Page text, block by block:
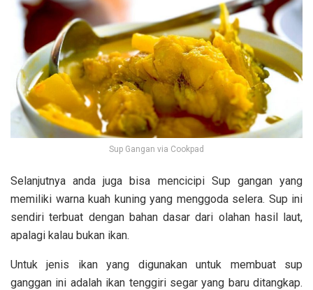
Sup Gangan via Cookpad
Selanjutnya anda juga bisa mencicipi Sup gangan yang
memiliki warna kuah kuning yang menggoda selera. Sup ini
sendiri terbuat dengan bahan dasar dari olahan hasil laut,
apalagi kalau bukan ikan.
Untuk jenis ikan yang digunakan untuk membuat sup
ganggan ini adalah ikan tenggiri segar yang baru ditangkap.